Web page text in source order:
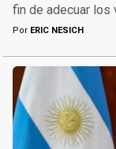
fin de adecuar los
Por ERIC NESICH